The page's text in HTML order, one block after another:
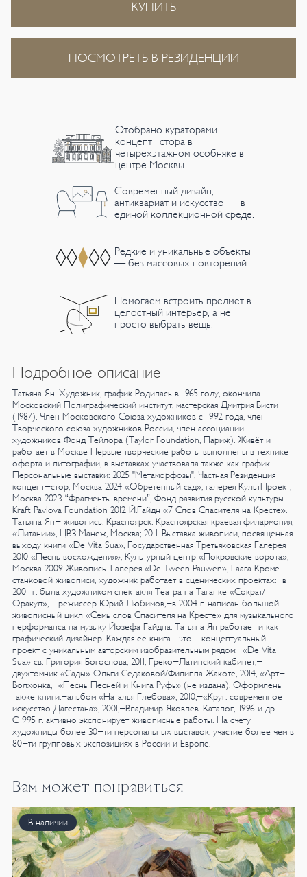
КУПИТЬ
ПОСМОТРЕТЬ В РЕЗИДЕНЦИИ
Отобрано кураторами
концепт-стора в
четырехэтажном особняке в
центре Москвы.
Современный дизайн,
антиквариат и искусство — в
единой коллекционной среде.
Редкие и уникальные объекты
— без массовых повторений.
Помогаем встроить предмет в
целостный интерьер, а не
просто выбрать вещь.
Подробное описание
Татьяна Ян. Художник, график Родилась в 1965 году, окончила
Московский Полиграфический институт, мастерская Дмитрия Бисти
(1987). Член Московского Союза художников с 1992 года, член
Творческого союза художников России, член ассоциации
художников Фонд Тейлора (Tаylor Foundation, Париж). Живёт и
работает в Москве Первые творческие работы выполнены в технике
офорта и литографии, в выставках участвовала также как график.
Персональные выставки: 2025 "Метаморфозы", Частная Резиденция
концепт-стор, Москва 2024 «Обретенный сад», галерея КультПроект,
Москва 2023 “Фрагменты времени”, Фонд развития русской культуры
Kraft Pavlova Foundation 2012 Й.Гайдн «7 Слов Спасителя на Кресте».
Татьяна Ян- живопись. Красноярск. Красноярская краевая филармония;
«Литании», ЦВЗ Манеж, Москва; 2011
Выставка живописи, посвященная
выходу книги «De Vita Sua», Государственная Третьяковская Галерея
2010 «Песнь восхождения», Культурный центр «Покровские ворота»,
Москва 2009 Живопись. Галерея «De Tween Pauwen», Гаага Кроме
станковой живописи, художник работает в сценических проектах:-в
2001 г. была художником спектакля Театра на Таганке «Сократ/
Оракул», режиссер Юрий Любимов,-в 2004 г. написан большой
живописный цикл «Семь слов Спасителя на Кресте» для музыкального
перформанса на музыку Йозефа Гайдна. Татьяна Ян работает и как
графический дизайнер. Каждая ее книга– это концептуальный
проект с уникальным авторским изобразительным рядом:-«De Vita
Sua» св. Григория Богослова, 2011, Греко-Латинский кабинет,-
двухтомник «Сады» Ольги Седаковой/Филиппа Жакоте, 2014, «Арт-
Волхонка,-«Песнь Песней и Книга Руфь» (не издана). Оформлены
также книги:-альбом «Наталья Глебова», 2010,-«Круг: современное
искусство Дагестана», 2001,-Владимир Яковлев. Каталог, 1996 и др.
С1995 г. активно экспонирует живописные работы. На счету
художницы более 30-ти персональных выставок, участие более чем в
80-ти групповых экспозициях в России и Европе.
Вам может понравиться
В наличии